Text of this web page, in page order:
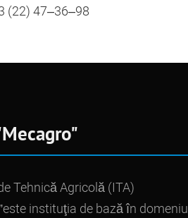
(22) 47–36–98
Tehnică Agricolă (ITA)
instituţia de bază în domeniul